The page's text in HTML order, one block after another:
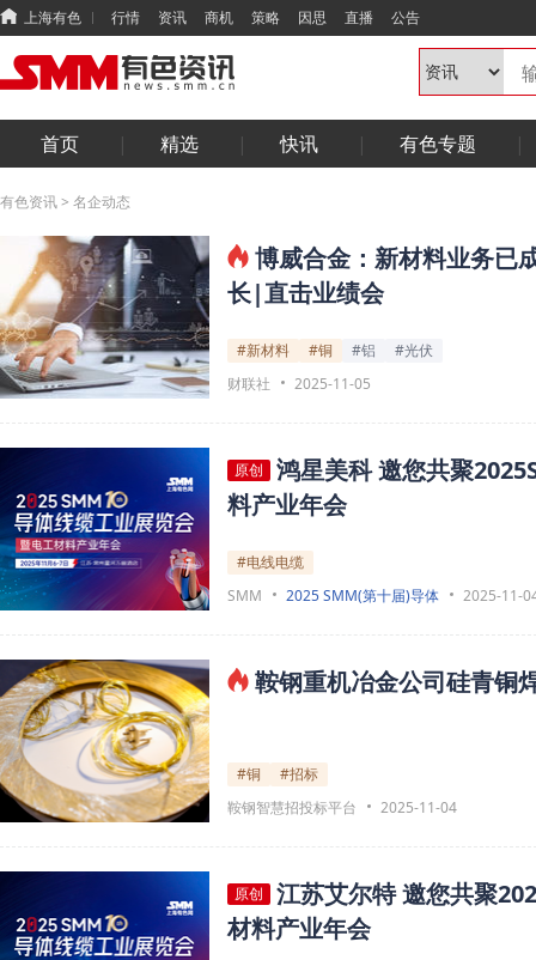
上海有色 行情 资讯 商机 策略 因思 直播 公告
首页 精选 快讯 有色专题
有色资讯> 名企动态
博威合金：新材料业务已
长|直击业绩会
#新材料 #铜 #铝
#光伏
财联社
2025-11-05
原创
鸿星美科 邀您共聚
料产业年会
#电线电缆
SMM
2025 SMM(第十届)导体 2025-11-
鞍钢重机冶金公司硅青铜
#铜
#招标
鞍钢智慧招投标平台
2025-11-04
原创
江苏艾尔特 邀您共聚
材料产业年会